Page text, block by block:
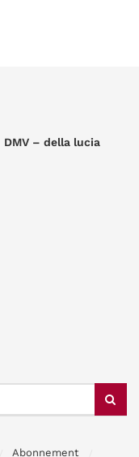
DMV – della lucia
Abonnement